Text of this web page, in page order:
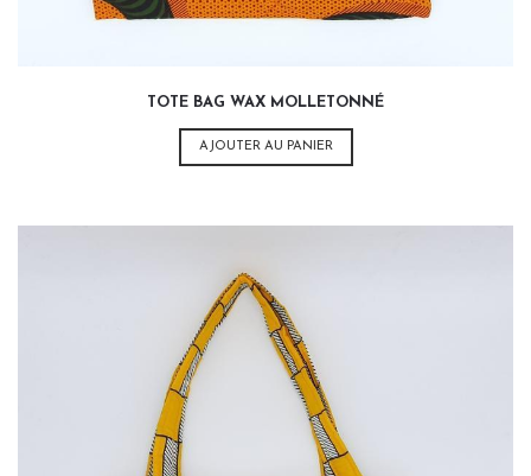
TOTE BAG WAX MOLLETONNÉ
AJOUTER AU PANIER